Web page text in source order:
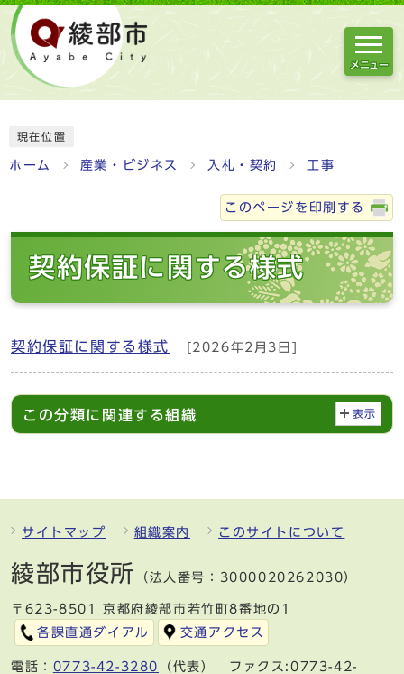
メニュー
現在位置
ホーム 産業・ビジネス 入札・契約 工事
このページを印刷する
契約保証に関する様式
契約保証に関する様式 [2026年2月3日]
この分類に関連する組織 表示
サイトマップ 組織案内 このサイトについて
綾部市役所 （法人番号：3000020262030）
〒623-8501 京都府綾部市若竹町8番地の1
各課直通ダイアル
交通アクセス
電話： 0773-42-3280
（代表） ファクス:0773-42-